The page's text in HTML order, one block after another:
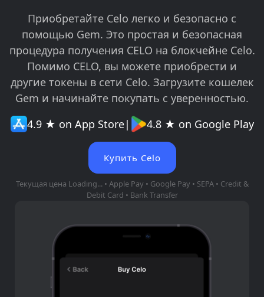
Приобретайте Celo легко и безопасно с
помощью Gem. Это простая и безопасная
процедура получения CELO на блокчейне Celo.
Помимо CELO, вы можете приобрести и
другие токены в сети Celo. Загрузите кошелек
Gem и начинайте покупать с уверенностью.
4.9 ★ on App Store| 4.8 ★ on Google Play
Купить Celo
Текущая цена Loading... • Apple Pay • Google Pay • SEPA • Credit &
Debit Card • Bank Transfer